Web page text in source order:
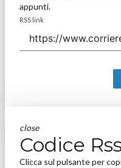
appunti.
RSS link
close
Codice
Clicca sul pulsante per